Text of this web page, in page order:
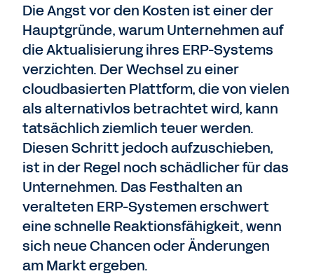
Die Angst vor den Kosten ist einer der
Hauptgründe, warum Unternehmen auf
die Aktualisierung ihres ERP-Systems
verzichten. Der Wechsel zu einer
cloudbasierten Plattform, die von vielen
als alternativlos betrachtet wird, kann
tatsächlich ziemlich teuer werden.
Diesen Schritt jedoch aufzuschieben,
ist in der Regel noch schädlicher für das
Unternehmen. Das Festhalten an
veralteten ERP-Systemen erschwert
eine schnelle Reaktionsfähigkeit, wenn
sich neue Chancen oder Änderungen
am Markt ergeben.